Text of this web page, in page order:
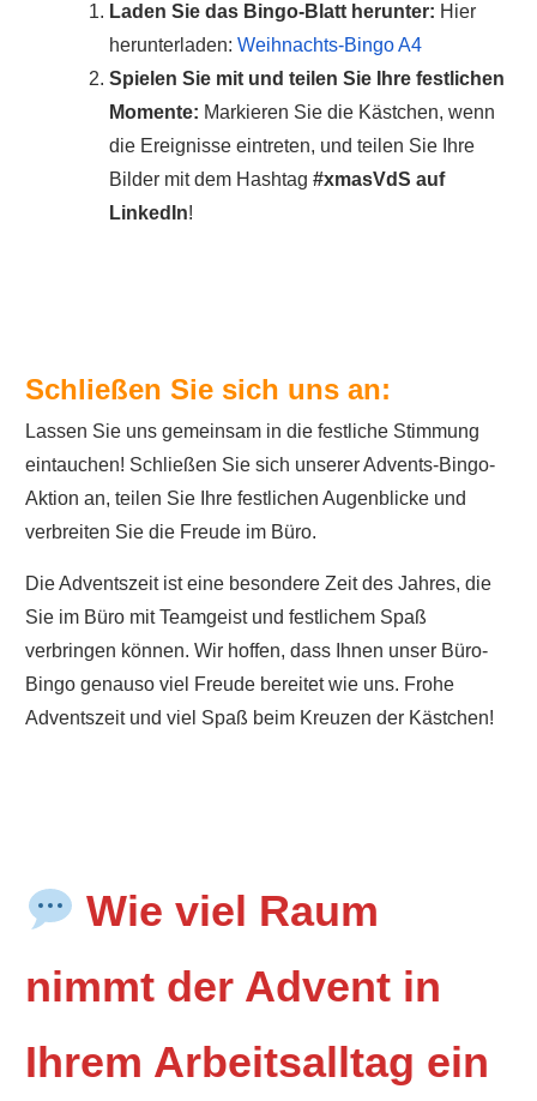
Laden Sie das Bingo-Blatt herunter: Hier
herunterladen:Weihnachts-Bingo A4
Spielen Sie mit und teilen Sie Ihre festlichen
Momente: Markieren Sie die Kästchen, wenn
die Ereignisse eintreten, und teilen Sie Ihre
Bilder mit dem Hashtag#xmasVdS auf
LinkedIn!
Schließen Sie sich uns an:
Lassen Sie uns gemeinsam in die festliche Stimmung
eintauchen! Schließen Sie sich unserer Advents-Bingo-
Aktion an, teilen Sie Ihre festlichen Augenblicke und
verbreiten Sie die Freude im Büro.
Die Adventszeit ist eine besondere Zeit des Jahres, die
Sie im Büro mit Teamgeist und festlichem Spaß
verbringen können. Wir hoffen, dass Ihnen unser Büro-
Bingo genauso viel Freude bereitet wie uns. Frohe
Adventszeit und viel Spaß beim Kreuzen der Kästchen!
Wie viel Raum
nimmt der Advent in
Ihrem Arbeitsalltag ein